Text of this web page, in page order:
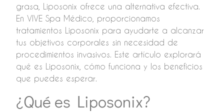
grasa, Liposonix ofrece una alternativa efectiva.
En VIVE Spa Médico, proporcionamos
tratamientos Liposonix para ayudarte a alcanzar
tus objetivos corporales sin necesidad de
procedimientos invasivos. Este artículo explorará
qué es Liposonix, cómo funciona y los beneficios
que puedes esperar.
¿Qué es Liposonix?